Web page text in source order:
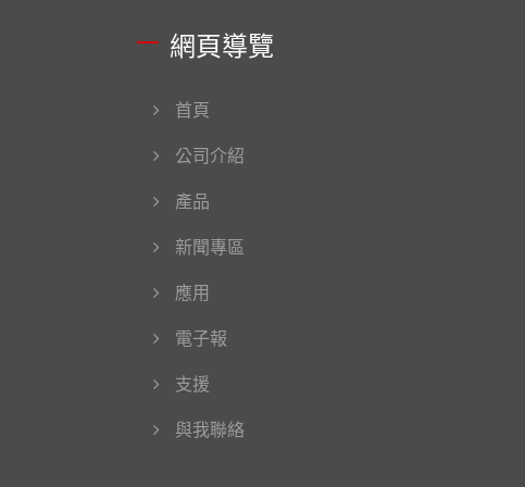
網頁導覽
首頁
公司介紹
產品
新聞專區
應用
電子報
支援
與我聯絡